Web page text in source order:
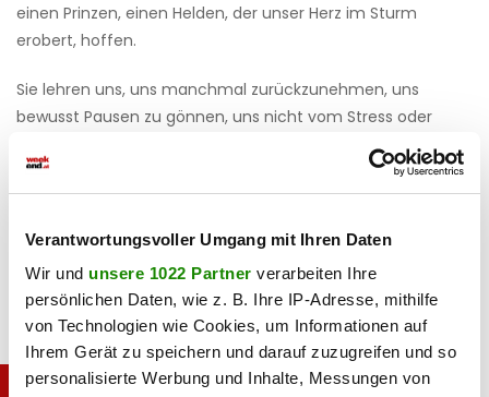
Verantwortungsvoller Umgang mit Ihren Daten
Wir und unsere 1022 Partner verarbeiten Ihre
persönlichen Daten, wie z. B. Ihre IP-Adresse, mithilfe
von Technologien wie Cookies, um Informationen auf
Ihrem Gerät zu speichern und darauf zuzugreifen und so
personalisierte Werbung und Inhalte, Messungen von
einen Prinzen, einen Helden, der unser Herz im Sturm
erobert, hoffen.
Sie lehren uns, uns manchmal zurückzunehmen, uns
bewusst Pausen zu gönnen, uns nicht vom Stress oder
einem (übersteigerten) Erwartungsdruck verrückt machen
zu lassen. Hakuna Matata, eben! Oder soll ich Balu zitieren,
der in „Das Dschungelbuch“ singt: Probier’s mal mit
Ohrwurm?